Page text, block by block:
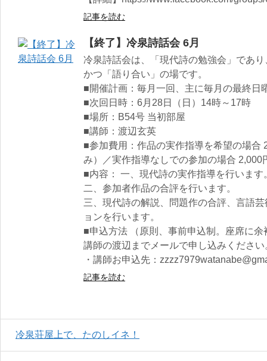
記事を読む
【終了】冷泉詩話会 6月
冷泉詩話会は、「現代詩の勉強会」であ
かつ「語り合い」の場です。
■開催計画：毎月一回、主に毎月の最終日
■次回日時：6月28日（日）14時～17時
■場所：B54号 当初部屋
■講師：渡辺玄英
■参加費用：作品の実作指導を希望の場合
み）／実作指導なしでの参加の場合 2,000
■内容： 一、現代詩の実作指導を行います
二、参加者作品の合評を行います。
三、現代詩の解説、問題作の合評、言語
ョンを行います。
■申込方法 （原則、事前申込制。座席に
講師の渡辺までメールで申し込みください
・講師お申込先：
記事を読む
冷泉荘屋上で、たのしイネ！